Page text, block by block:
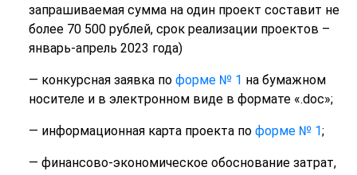
запрашиваемая сумма на один проект составит не
более 70 500 рублей, срок реализации проектов –
январь-апрель 2023 года)
— конкурсная заявка по форме № 1 на бумажном
носителе и в электронном виде в формате «.doc»;
— информационная карта проекта по форме № 1;
— финансово-экономическое обоснование затрат,